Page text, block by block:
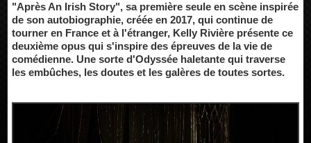
"Après An Irish Story", sa première seule en scène inspirée
de son autobiographie, créée en 2017, qui continue de
tourner en France et à l'étranger, Kelly Rivière présente ce
deuxième opus qui s'inspire des épreuves de la vie de
comédienne. Une sorte d'Odyssée haletante qui traverse
les embûches, les doutes et les galères de toutes sortes.